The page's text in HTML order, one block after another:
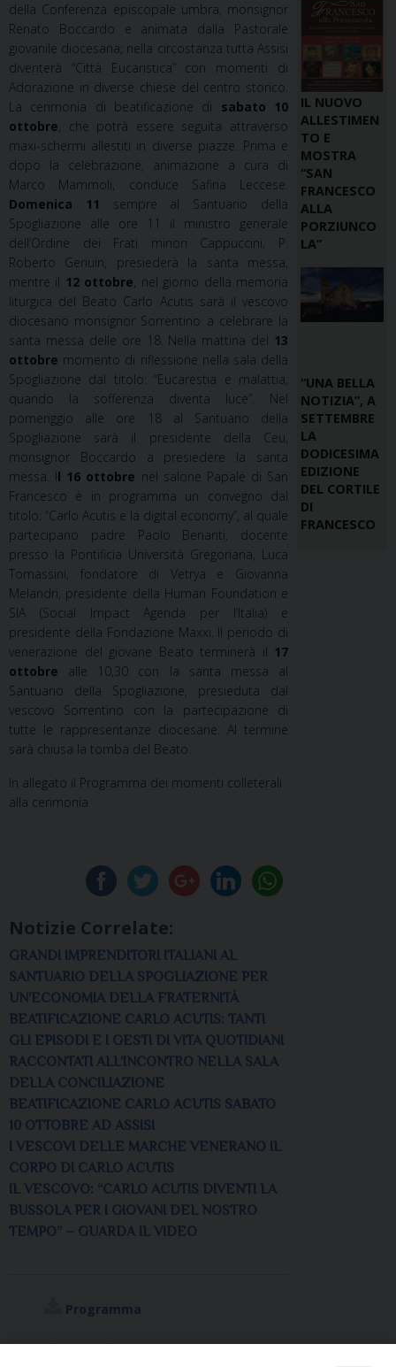
della Conferenza episcopale umbra, monsignor
Renato Boccardo e animata dalla Pastorale
giovanile diocesana; nella circostanza tutta Assisi
diventerà “Città Eucaristica” con momenti di
Adorazione in diverse chiese del centro storico.
La cerimonia di beatificazione di sabato 10
ottobre, che potrà essere seguita attraverso
maxi-schermi allestiti in diverse piazze. Prima e
dopo la celebrazione, animazione a cura di
Marco Mammoli, conduce Safiria Leccese.
Domenica 11 sempre al Santuario della
Spogliazione alle ore 11 il ministro generale
dell’Ordine dei Frati minori Cappuccini, P.
Roberto Genuin, presiederà la santa messa,
mentre il 12 ottobre, nel giorno della memoria
liturgica del Beato Carlo Acutis sarà il vescovo
diocesano monsignor Sorrentino a celebrare la
santa messa delle ore 18. Nella mattina del 13
ottobre momento di riflessione nella sala della
Spogliazione dal titolo: “Eucarestia e malattia,
quando la sofferenza diventa luce”. Nel
pomeriggio alle ore 18 al Santuario della
Spogliazione sarà il presidente della Ceu,
monsignor Boccardo a presiedere la santa
messa. Il 16 ottobre nel salone Papale di San
Francesco è in programma un convegno dal
titolo: “Carlo Acutis e la digital economy”, al quale
partecipano padre Paolo Benanti, docente
presso la Pontificia Università Gregoriana, Luca
Tomassini, fondatore di Vetrya e Giovanna
Melandri, presidente della Human Foundation e
SIA (Social Impact Agenda per l’Italia) e
presidente della Fondazione Maxxi. Il periodo di
venerazione del giovane Beato terminerà il 17
ottobre alle 10,30 con la santa messa al
Santuario della Spogliazione, presieduta dal
vescovo Sorrentino con la partecipazione di
tutte le rappresentanze diocesane. Al termine
sarà chiusa la tomba del Beato.
In allegato il Programma dei momenti colleterali
alla cerimonia
Notizie Correlate:
GRANDI IMPRENDITORI ITALIANI AL
SANTUARIO DELLA SPOGLIAZIONE PER
UN’ECONOMIA DELLA FRATERNITÀ
BEATIFICAZIONE CARLO ACUTIS: TANTI
GLI EPISODI E I GESTI DI VITA QUOTIDIANI
RACCONTATI ALL’INCONTRO NELLA SALA
DELLA CONCILIAZIONE
BEATIFICAZIONE CARLO ACUTIS SABATO
10 OTTOBRE AD ASSISI
I VESCOVI DELLE MARCHE VENERANO IL
CORPO DI CARLO ACUTIS
IL VESCOVO: “CARLO ACUTIS DIVENTI LA
BUSSOLA PER I GIOVANI DEL NOSTRO
TEMPO” – GUARDA IL VIDEO
Programma
Beatificazione Carlo Acutis
IL NUOVO
ALLESTIMEN
TO E
MOSTRA
“SAN
FRANCESCO
ALLA
PORZIUNCO
LA”
“UNA BELLA
NOTIZIA”, A
SETTEMBRE
LA
DODICESIMA
EDIZIONE
DEL CORTILE
DI
FRANCESCO